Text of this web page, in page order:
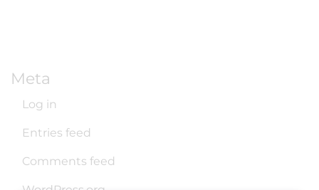
Meta
Log in
Entries feed
Comments feed